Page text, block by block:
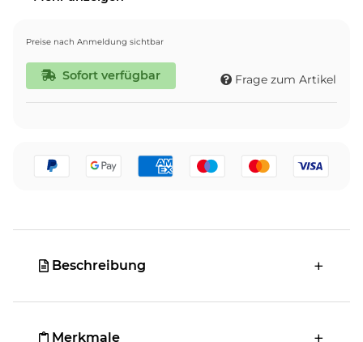
Preise nach Anmeldung sichtbar
Sofort verfügbar Frage zum Artikel
Beschreibung
Merkmale